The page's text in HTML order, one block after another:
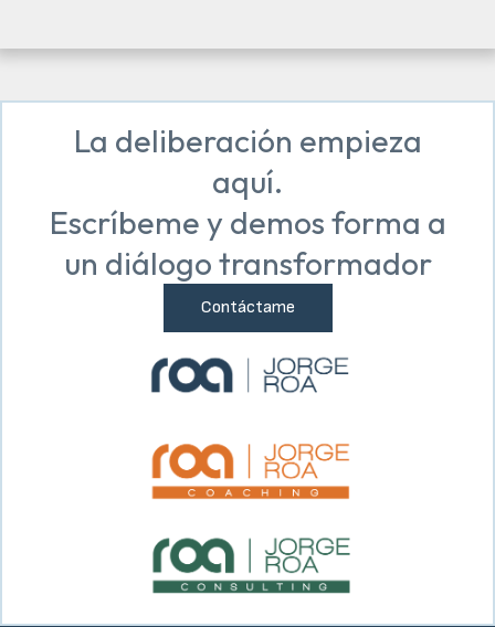
La deliberación empieza
aquí.
Escríbeme y demos forma a
un diálogo transformador
Contáctame